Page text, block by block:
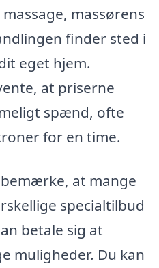
massørens
finder sted i
eget hjem.
at priserne
spænd, ofte
for en time.
at mange
specialtilbud
betale sig at
muligheder. Du kan